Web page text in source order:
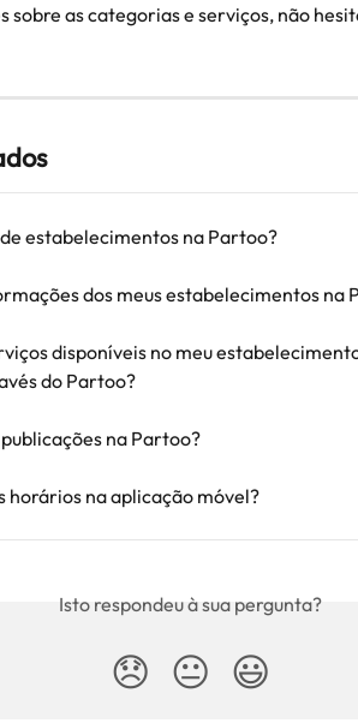
sobre as categorias e serviços, não
estabelecimentos na Partoo?
dos meus estabelecimentos na
disponíveis no meu
do Partoo?
na Partoo?
horários na aplicação móvel?
Isto respondeu à sua pergunta?
😞 😐 😃